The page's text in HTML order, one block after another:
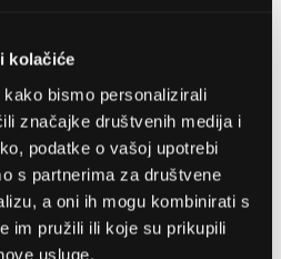
kolačiće
bismo personalizirali
značajke društvenih medija i
podatke o vašoj upotrebi
s partnerima za društvene
a oni ih mogu kombinirati s
im pružili ili koje su prikupili
usluge.
59,8 cm
730 m3/h
15 cm
A
1 kom